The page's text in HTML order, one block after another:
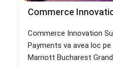
Commerce
Commerce Innovation
Payments va avea loc
Marriott Bucharest